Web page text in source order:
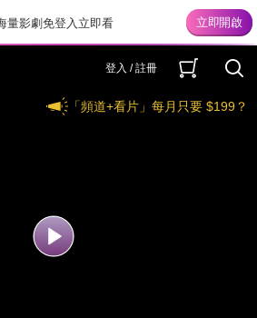
量影劇免登入立即看
登入 / 註冊
「頻道+看片」每月只要 $199？